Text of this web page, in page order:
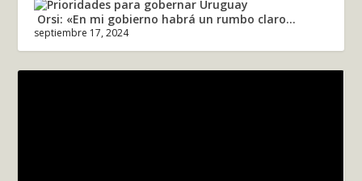
Orsi: «En mi gobierno habrá un rumbo claro...
septiembre 17, 2024